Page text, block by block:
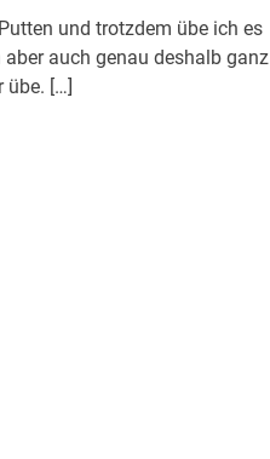
und trotzdem übe ich es
auch genau deshalb ganz
übe. […]